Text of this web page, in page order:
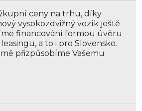
ceny na trhu, díky
vysokozdvižný vozík ještě
financování formou úvěru
a to i pro Slovensko.
přizpůsobíme Vašemu